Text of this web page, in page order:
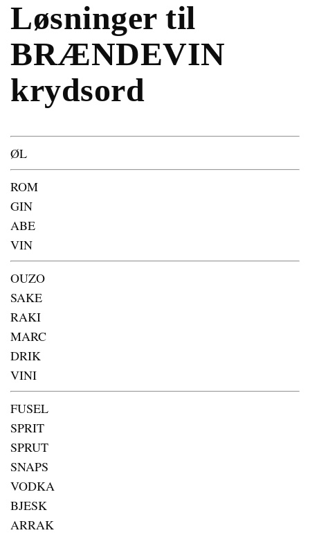
Løsninger til
BRÆNDEVIN
krydsord
ØL
ROM
GIN
ABE
VIN
OUZO
SAKE
RAKI
MARC
DRIK
VINI
FUSEL
SPRIT
SPRUT
SNAPS
VODKA
BJESK
ARRAK